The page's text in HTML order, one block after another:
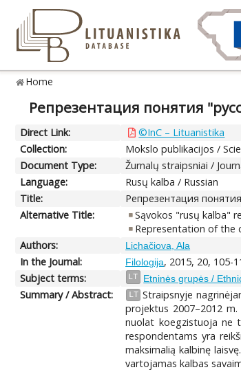
Home
Репрезентация понятия
Direct Link:
©InC – Lituanistika
Collection:
Mokslo publikacijos /
Document Type:
Žurnalų straipsniai /
Language:
Rusų kalba / Russian
Title:
Репрезентация
Alternative Title:
Sąvokos "rusų kalba"
Representation of the
Authors:
Lichačiova, Ala
In the Journal: Filologija, 2015, 20, 105-
Subject terms:
LT Etninės grupės /
Summary / Abstract: LT Straipsnyje
projektus 2007–2012
nuolat koegzistuoja ne
respondentams yra
maksimalią kalbinę
vartojamas kalbas